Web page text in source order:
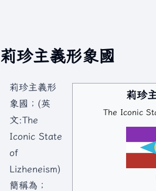
莉珍主義形象國
莉珍
The Iconic
莉珍主義形
象國；(英
文:The
Iconic State
of
Lizheneism)
簡稱為；